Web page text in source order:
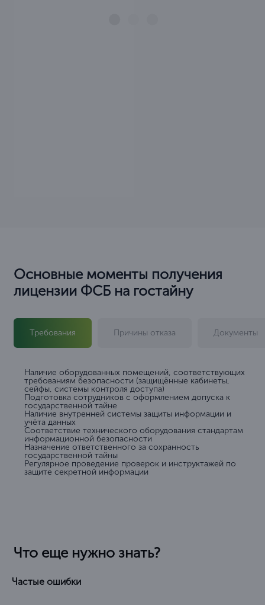
Основные моменты получения
лицензии ФСБ на гостайну
Требования Причины отказа Документы
Наличие оборудованных помещений, соответствующих
требованиям безопасности (защищённые кабинеты,
сейфы, системы контроля доступа)
Подготовка сотрудников с оформлением допуска к
государственной тайне
Наличие внутренней системы защиты информации и
учёта данных
Соответствие технического оборудования стандартам
информационной безопасности
Назначение ответственного за сохранность
государственной тайны
Регулярное проведение проверок и инструктажей по
защите секретной информации
Что еще нужно знать?
Частые ошибки